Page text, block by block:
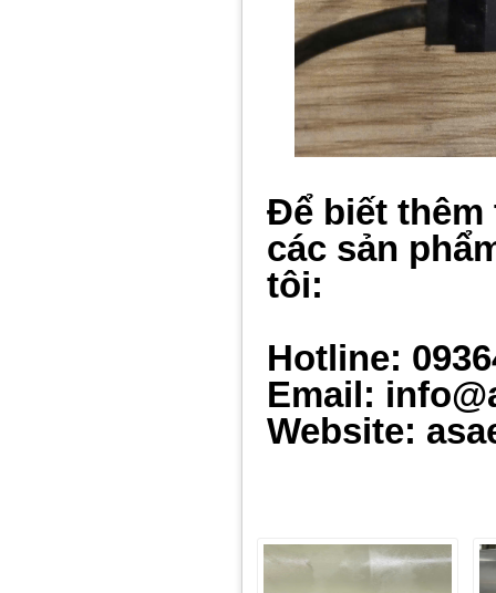
Để biết thêm
các sản
tôi:
Hotline:
Email:
Website: